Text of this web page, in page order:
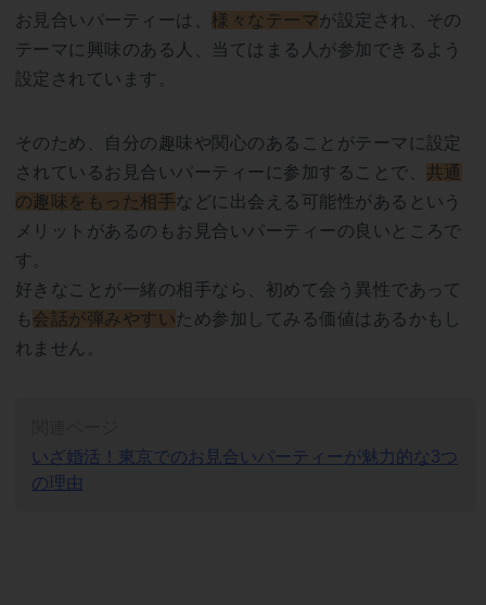
お見合いパーティーは、様々なテーマが設定され、その
テーマに興味のある人、当てはまる人が参加できるよう
設定されています。
そのため、自分の趣味や関心のあることがテーマに設定
されているお見合いパーティーに参加することで、 共通
の趣味をもった相手などに出会える可能性があるという
メリットがあるのもお見合いパーティーの良いところで
す。
好きなことが一緒の相手なら、初めて会う異性であって
も 会話が弾みやすいため参加してみる価値はあるかもし
れません。
いざ婚活！東京でのお見合いパーティーが魅力的な3つ
の理由